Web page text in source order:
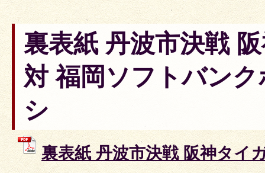
裏表紙 丹波市決戦
対 福岡ソフトバン
シ
裏表紙 丹波市決戦 阪神タイ